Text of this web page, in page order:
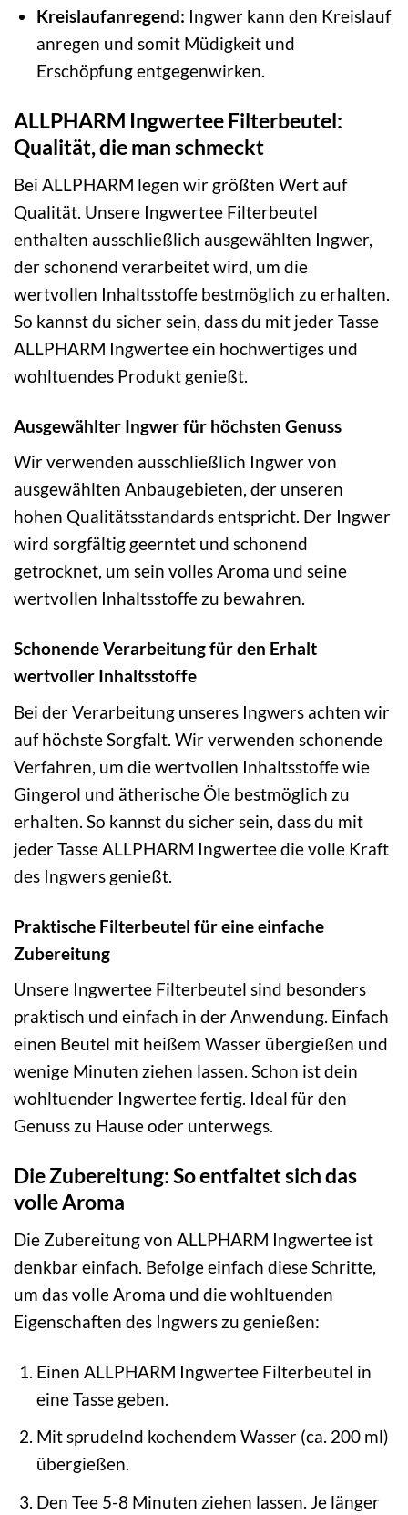
Kreislaufanregend: Ingwer kann den Kreislauf
anregen und somit Müdigkeit und
Erschöpfung entgegenwirken.
ALLPHARM Ingwertee Filterbeutel:
Qualität, die man schmeckt
Bei ALLPHARM legen wir größten Wert auf
Qualität. Unsere Ingwertee Filterbeutel
enthalten ausschließlich ausgewählten Ingwer,
der schonend verarbeitet wird, um die
wertvollen Inhaltsstoffe bestmöglich zu erhalten.
So kannst du sicher sein, dass du mit jeder Tasse
ALLPHARM Ingwertee ein hochwertiges und
wohltuendes Produkt genießt.
Ausgewählter Ingwer für höchsten Genuss
Wir verwenden ausschließlich Ingwer von
ausgewählten Anbaugebieten, der unseren
hohen Qualitätsstandards entspricht. Der Ingwer
wird sorgfältig geerntet und schonend
getrocknet, um sein volles Aroma und seine
wertvollen Inhaltsstoffe zu bewahren.
Schonende Verarbeitung für den Erhalt
wertvoller Inhaltsstoffe
Bei der Verarbeitung unseres Ingwers achten wir
auf höchste Sorgfalt. Wir verwenden schonende
Verfahren, um die wertvollen Inhaltsstoffe wie
Gingerol und ätherische Öle bestmöglich zu
erhalten. So kannst du sicher sein, dass du mit
jeder Tasse ALLPHARM Ingwertee die volle Kraft
des Ingwers genießt.
Praktische Filterbeutel für eine einfache
Zubereitung
Unsere Ingwertee Filterbeutel sind besonders
praktisch und einfach in der Anwendung. Einfach
einen Beutel mit heißem Wasser übergießen und
wenige Minuten ziehen lassen. Schon ist dein
wohltuender Ingwertee fertig. Ideal für den
Genuss zu Hause oder unterwegs.
Die Zubereitung: So entfaltet sich das
volle Aroma
Die Zubereitung von ALLPHARM Ingwertee ist
denkbar einfach. Befolge einfach diese Schritte,
um das volle Aroma und die wohltuenden
Eigenschaften des Ingwers zu genießen:
Einen ALLPHARM Ingwertee Filterbeutel in
eine Tasse geben.
Mit sprudelnd kochendem Wasser (ca. 200 ml)
übergießen.
Den Tee 5-8 Minuten ziehen lassen. Je länger